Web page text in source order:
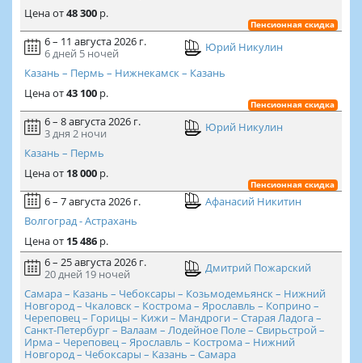
Ценаот48 300р.
Пенсионная скидка
6 – 11 августа 2026 г.
6 дней 5 ночей
Юрий Никулин
Казань – Пермь – Нижнекамск – Казань
Ценаот43 100р.
Пенсионная скидка
6 – 8 августа 2026 г.
3 дня 2 ночи
Юрий Никулин
Казань – Пермь
Ценаот 18 000р.
Пенсионная скидка
6 – 7 августа 2026 г.
Афанасий Никитин
Волгоград - Астрахань
Ценаот 15 486р.
6 – 25 августа 2026 г.
20 дней 19 ночей
Дмитрий Пожарский
Самара – Казань – Чебоксары – Козьмодемьянск – Нижний
Новгород – Чкаловск – Кострома – Ярославль – Коприно –
Череповец – Горицы – Кижи – Мандроги – Старая Ладога –
Санкт-Петербург – Валаам – Лодейное Поле – Свирьстрой –
Ирма – Череповец – Ярославль – Кострома – Нижний
Новгород – Чебоксары – Казань – Самара